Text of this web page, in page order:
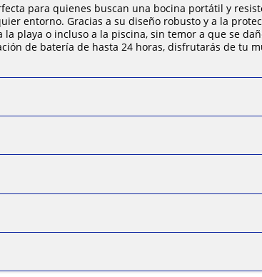
para quienes buscan una bocina portátil y
entorno. Gracias a su diseño robusto y a la
playa o incluso a la piscina, sin temor a que se
de batería de hasta 24 horas, disfrutarás de tu